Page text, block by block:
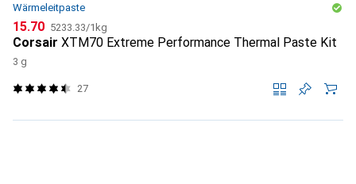
Wärmeleitpaste
CHF
15.70 CHF
5233.33/1kg
Corsair XTM70 Extreme Performance Thermal Paste Kit
3 g
27